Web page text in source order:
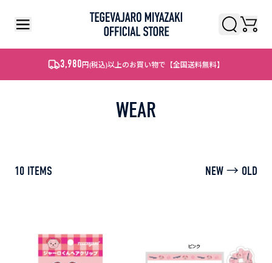
検索検索
3,980 円(税込)以上のお買い物で【全国送料無料】
WEAR
10 ITEMS NEW → OLD